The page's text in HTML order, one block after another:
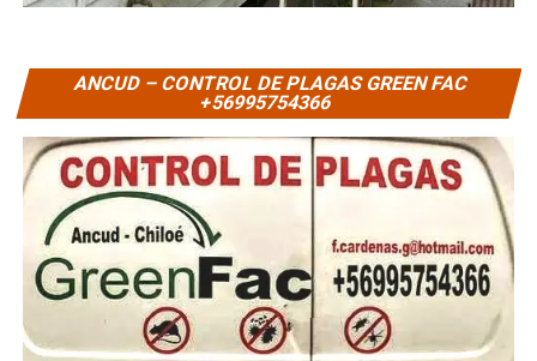
ANCUD – CONTROL DE PLAGAS GREEN FAC
+56995754366